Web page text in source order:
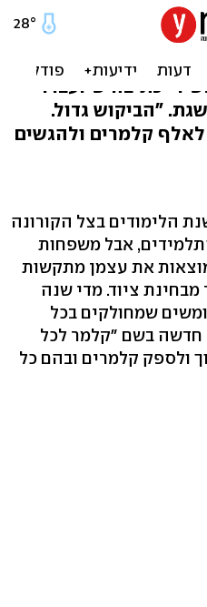
הם מותרות"
לכל ילד" מאפשרת
כתיבה שיועברו
"הביקוש גדול.
קלמרים ולהגשים
הלימודים בצל הקורונה
אבל משפחות
את עצמן מתקשות
ציוד. מדי שנה
שמחולקים בכל
חדשה בשם "קלמר לכל
ולספק קלמרים ובהם כל